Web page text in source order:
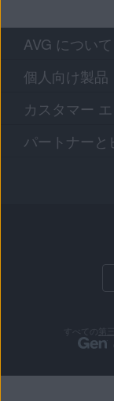
AVG について
個人向け製品
カスタマー
パートナーと
第